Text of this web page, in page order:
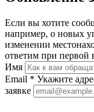
Если вы хотите
например, о новых
изменении
ответим при первой
Имя
Email * Укажите
заявке